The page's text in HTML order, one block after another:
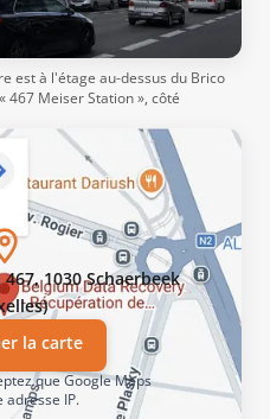
est à l'étage au-dessus du Brico
Meiser Station », côté
1030 Schaerbeek
la carte
que Google Maps
IP.